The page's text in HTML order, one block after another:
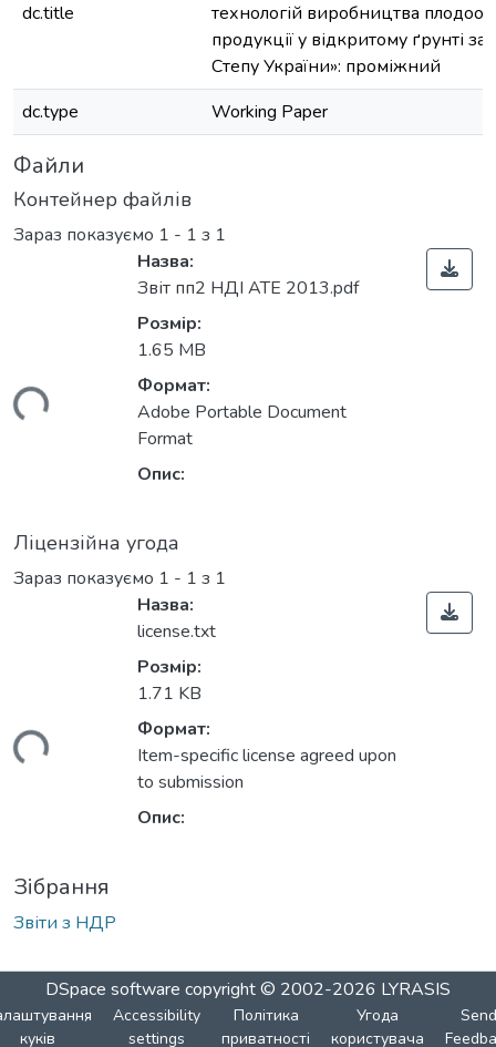
dc.title
технологій виробництва
продукції у відкритому ґрунті за
Степу України»: проміжний
dc.type
Working Paper
Файли
Контейнер файлів
Зараз показуємо 1 - 1 з 1
Назва:
Звіт пп2 НДІ АТЕ 2013.pdf
Розмір:
1.65 MB
Формат:
Adobe Portable Document
Format
Опис:
Ліцензійна угода
Зараз показуємо 1 - 1 з 1
Назва:
license.txt
Розмір:
1.71 KB
Формат:
Item-specific license agreed upon
to submission
Опис:
Зібрання
Звіти з НДР
DSpace software copyright © 2002-2026 LYRASIS
куків
Accessibility
settings
Політика
приватності
Угода
користувача
Send